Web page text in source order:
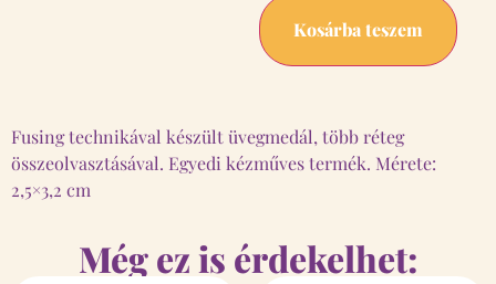
Kosárba teszem
Fusing technikával készült üvegmedál, több réteg
összeolvasztásával. Egyedi kézműves termék. Mérete:
2,5×3,2 cm
Még ez is érdekelhet: